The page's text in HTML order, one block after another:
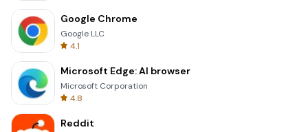
Google Chrome
Google LLC
4.1
Microsoft Edge: AI browser
Microsoft Corporation
4.8
Reddit